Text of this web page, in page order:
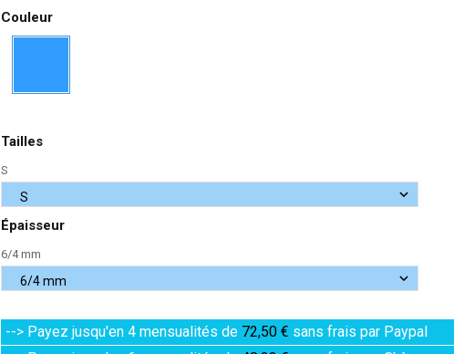
Couleur
Tailles
S
Épaisseur
6/4 mm
--> Payez jusqu'en 4 mensualités de 72,50 € sans frais par Paypal